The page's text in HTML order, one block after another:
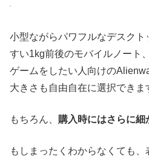
小型ながらパワフルなデスク
すい1kg前後のモバイルノート
ゲームをしたい人向けの
大きさも自由自在に選択できま
もちろん、 購入時にはさらに細
もしまったくわからなくても